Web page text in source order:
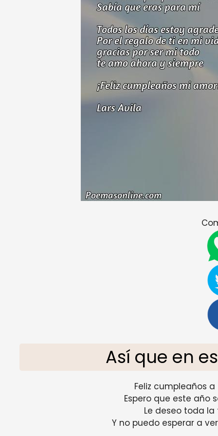
Así que en
Feliz cumpleaños
Espero que este año
Le deseo toda
Y no puedo esperar a